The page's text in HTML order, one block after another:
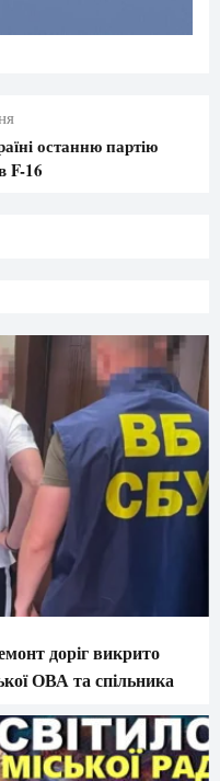
останню партію
F-16
доріг викрито
ОВА та спільника